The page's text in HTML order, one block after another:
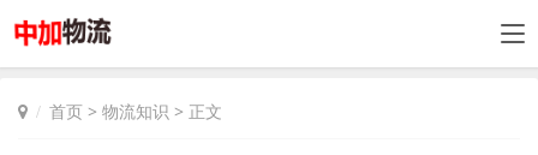
首页 > 物流知识 > 正文